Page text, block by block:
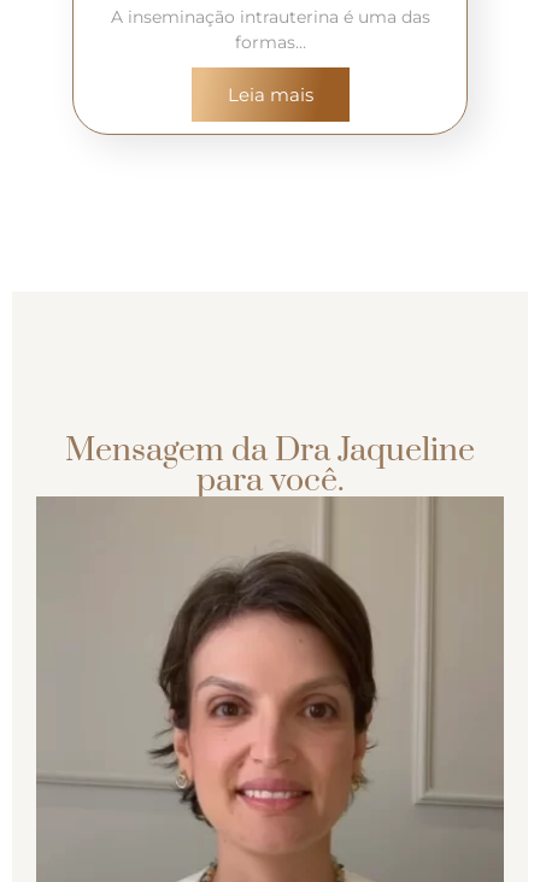
A inseminação intrauterina é uma das
formas…
Leia mais
Mensagem da Dra Jaqueline
para você.